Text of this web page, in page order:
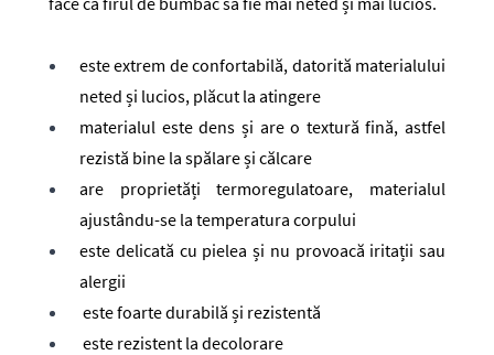
este extrem de confortabilă, datorită materialului
neted și lucios, plăcut la atingere
materialul este dens și are o textură fină, astfel
rezistă bine la spălare și călcare
are proprietăți termoregulatoare, materialul
ajustându-se la temperatura corpului
este delicată cu pielea și nu provoacă iritații sau
alergii
este foarte durabilă și rezistentă
este rezistent la decolorare